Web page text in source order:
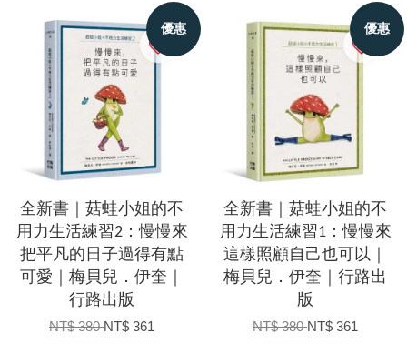
優惠
全新書｜菇蛙小姐的不
用力生活練習2：慢慢來
把平凡的日子過得有點
可愛｜梅貝兒．伊奎｜
行路出版
NT$ 380NT$ 361
優惠
全新書｜菇蛙小姐的不
用力生活練習1：慢慢來
這樣照顧自己也可以｜
梅貝兒．伊奎｜行路出
版
NT$ 380NT$ 361